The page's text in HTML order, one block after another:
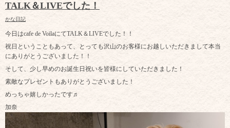
TALK＆LIVEでした！
かな日記
今日はcafe de VoilaにてTALK＆LIVEでした！！
祝日ということもあって、とっても沢山のお客様にお越しいただきまして本当
にありがとうございました！！
そして、少し早めのお誕生日祝いを皆様にしていただきました！
素敵なプレゼントもありがとうございました！
めっちゃ嬉しかったです♬
加奈